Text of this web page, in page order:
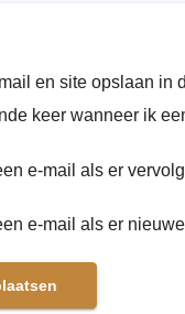
en site opslaan in
keer wanneer ik
e-mail als er
e-mail als er